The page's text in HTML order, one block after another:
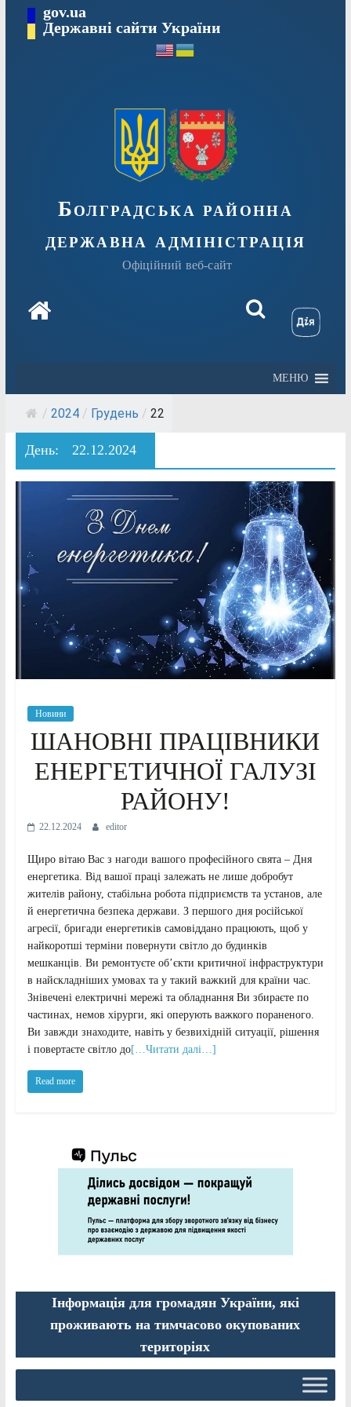
Перейтиgov.ua
Державні сайти України
Болградська районна
державна адміністрація
Офіційний веб-сайт
МЕНЮ
/ 2024 / Грудень / 22
День: 22.12.2024
Новини
ШАНОВНІ ПРАЦІВНИКИ
ЕНЕРГЕТИЧНОЇ ГАЛУЗІ
РАЙОНУ!
22.12.2024 editor
Щиро вітаю Вас з нагоди вашого професійного свята – Дня
енергетика. Від вашої праці залежать не лише добробут
жителів району, стабільна робота підприємств та установ, але
й енергетична безпека держави. З першого дня російської
агресії, бригади енергетиків самовіддано працюють, щоб у
найкоротші терміни повернути світло до будинків
мешканців. Ви ремонтуєте об’єкти критичної інфраструктури
в найскладніших умовах та у такий важкий для країни час.
Знівечені електричні мережі та обладнання Ви збираєте по
частинах, немов хірурги, які оперують важкого пораненого.
Ви завжди знаходите, навіть у безвихідній ситуації, рішення
і повертаєте світло до[…Читати далі…]
Read more
Інформація для громадян України, які
проживають на тимчасово окупованих
територіях